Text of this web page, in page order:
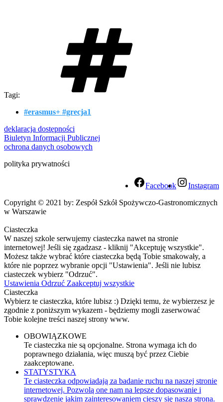
Tagi:
#erasmus+ #grecja1
deklaracja dostępności
Biuletyn Informacji Publicznej
ochrona danych osobowych
polityka prywatności
Facebook
Instagram
Copyright © 2021 by: Zespół Szkół Spożywczo-Gastronomicznych
w Warszawie
Ciasteczka
W naszej szkole serwujemy ciasteczka nawet na stronie
internetowej! Jeśli się zgadzasz - kliknij "Akceptuję wszystkie".
Możesz także wybrać które ciasteczka będą Tobie smakowały, a
które nie poprzez wybranie opcji "Ustawienia". Jeśli nie lubisz
ciasteczek wybierz "Odrzuć".
Ustawienia Odrzuć Zaakceptuj wszystkie
Ciasteczka
Wybierz te ciasteczka, które lubisz :) Dzięki temu, że wybierzesz je
zgodnie z poniższym wykazem - będziemy mogli zaserwować
Tobie kolejne treści naszej strony www.
OBOWIĄZKOWE
Te ciasteczka nie są opcjonalne. Strona wymaga ich do
poprawnego działania, więc muszą być przez Ciebie
zaakceptowane.
STATYSTYKA
Te ciasteczka odpowiadają za badanie ruchu na naszej stronie
internetowej. Pozwolą one nam na lepsze dopasowanie i
sprawdzenie jakim zainteresowaniem cieszy się nasza strona.